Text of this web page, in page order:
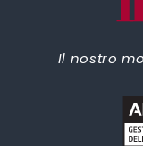
Il nostro